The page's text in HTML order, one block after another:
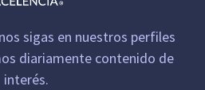
sigas en nuestros perfiles
diariamente contenido de
interés.